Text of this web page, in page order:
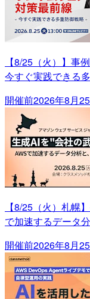
【8/25（火）】事
今すぐ実践できる
開催前2026年8月
【8/25（火）札幌
で加速するデータ
開催前2026年8月